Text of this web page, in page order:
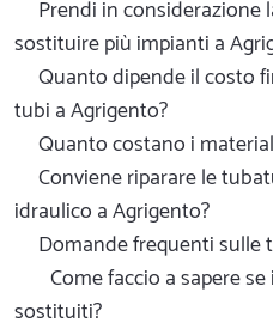
Prendi in considerazione
sostituire più impianti a
Quanto dipende il costo
tubi a Agrigento?
Quanto costano i
Conviene riparare le
idraulico a Agrigento?
Domande frequenti sulle
Come faccio a sapere
sostituiti?